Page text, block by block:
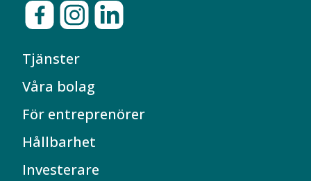
Tjänster
Våra bolag
För entreprenörer
Hållbarhet
Investerare